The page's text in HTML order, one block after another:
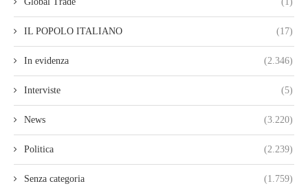
IL POPOLO ITALIANO (17)
In evidenza (2.346)
Interviste (5)
News (3.220)
Politica (2.239)
Senza categoria (1.759)